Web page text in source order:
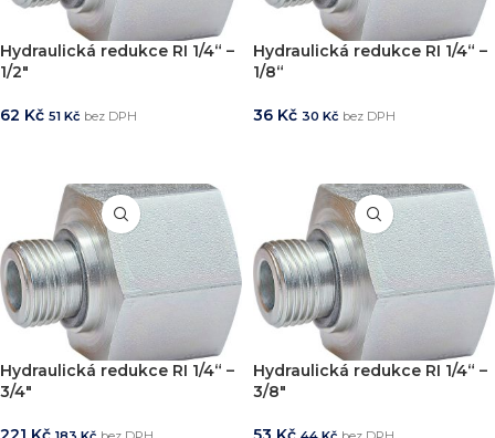
Hydraulická redukce RI 1/4“ –
1/2″
62 Kč 51 Kč bez DPH
Hydraulická redukce RI 1/4“ –
1/8“
36 Kč 30 Kč bez DPH
Hydraulická redukce RI 1/4“ –
3/4″
Hydraulická redukce RI 1/4“ –
3/8″